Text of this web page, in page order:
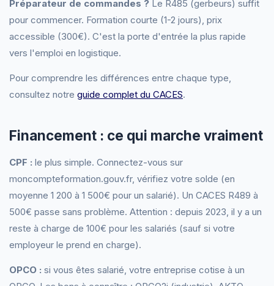
Préparateur de commandes ? Le R485 (gerbeurs) suffit
pour commencer. Formation courte (1-2 jours), prix
accessible (300€). C'est la porte d'entrée la plus rapide
vers l'emploi en logistique.
Pour comprendre les différences entre chaque type,
consultez notre guide complet du CACES.
Financement : ce qui marche vraiment
CPF : le plus simple. Connectez-vous sur
moncompteformation.gouv.fr, vérifiez votre solde (en
moyenne 1 200 à 1 500€ pour un salarié). Un CACES R489 à
500€ passe sans problème. Attention : depuis 2023, il y a un
reste à charge de 100€ pour les salariés (sauf si votre
employeur le prend en charge).
OPCO : si vous êtes salarié, votre entreprise cotise à un